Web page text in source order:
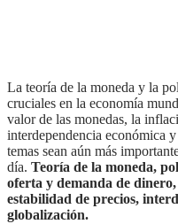
la teoría de la moneda y la política monetaria global son temas
cruciales en la economía
valor de las monedas, la
interdependencia económica
temas sean aún más
día. Teoría de la moneda,
oferta y demanda de
estabilidad de precios,
globalización.